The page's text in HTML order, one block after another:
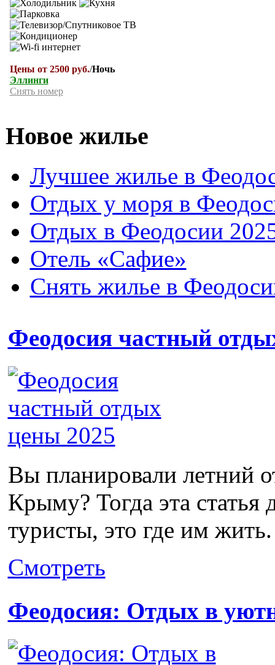
Цены от 2500 руб./Ночь
Эллинги
Снять номер
Новое жилье
Лучшее жилье в
Отдых у моря в
Отдых в Феодосии
Отель «Сафие»
Снять жилье в
Феодосия частный
Вы планировали летний
Крыму? Тогда эта
туристы, это где им
Смотреть
Феодосия: Отдых в